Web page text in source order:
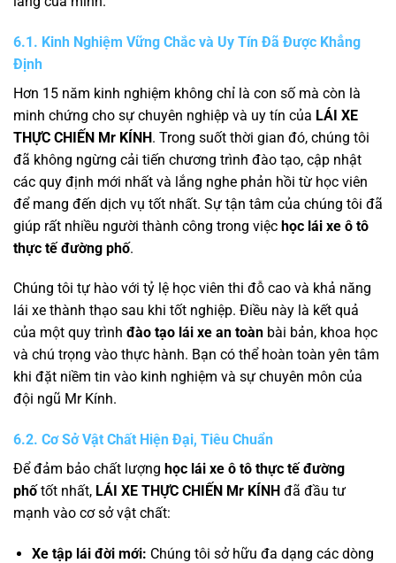
6.1. Kinh Nghiệm Vững Chắc và Uy Tín Đã Được Khẳng
Định
Hơn 15 năm kinh nghiệm không chỉ là con số mà còn là
minh chứng cho sự chuyên nghiệp và uy tín của LÁI XE
THỰC CHIẾN Mr KÍNH. Trong suốt thời gian đó, chúng tôi
đã không ngừng cải tiến chương trình đào tạo, cập nhật
các quy định mới nhất và lắng nghe phản hồi từ học viên
để mang đến dịch vụ tốt nhất. Sự tận tâm của chúng tôi đã
giúp rất nhiều người thành công trong việc học lái xe ô tô
thực tế đường phố.
Chúng tôi tự hào với tỷ lệ học viên thi đỗ cao và khả năng
lái xe thành thạo sau khi tốt nghiệp. Điều này là kết quả
của một quy trình đào tạo lái xe an toàn bài bản, khoa học
và chú trọng vào thực hành. Bạn có thể hoàn toàn yên tâm
khi đặt niềm tin vào kinh nghiệm và sự chuyên môn của
đội ngũ Mr Kính.
6.2. Cơ Sở Vật Chất Hiện Đại, Tiêu Chuẩn
Để đảm bảo chất lượng học lái xe ô tô thực tế đường
phốtốt nhất, LÁI XE THỰC CHIẾN Mr KÍNH đã đầu tư
mạnh vào cơ sở vật chất:
Xe tập lái đời mới: Chúng tôi sở hữu đa dạng các dòng